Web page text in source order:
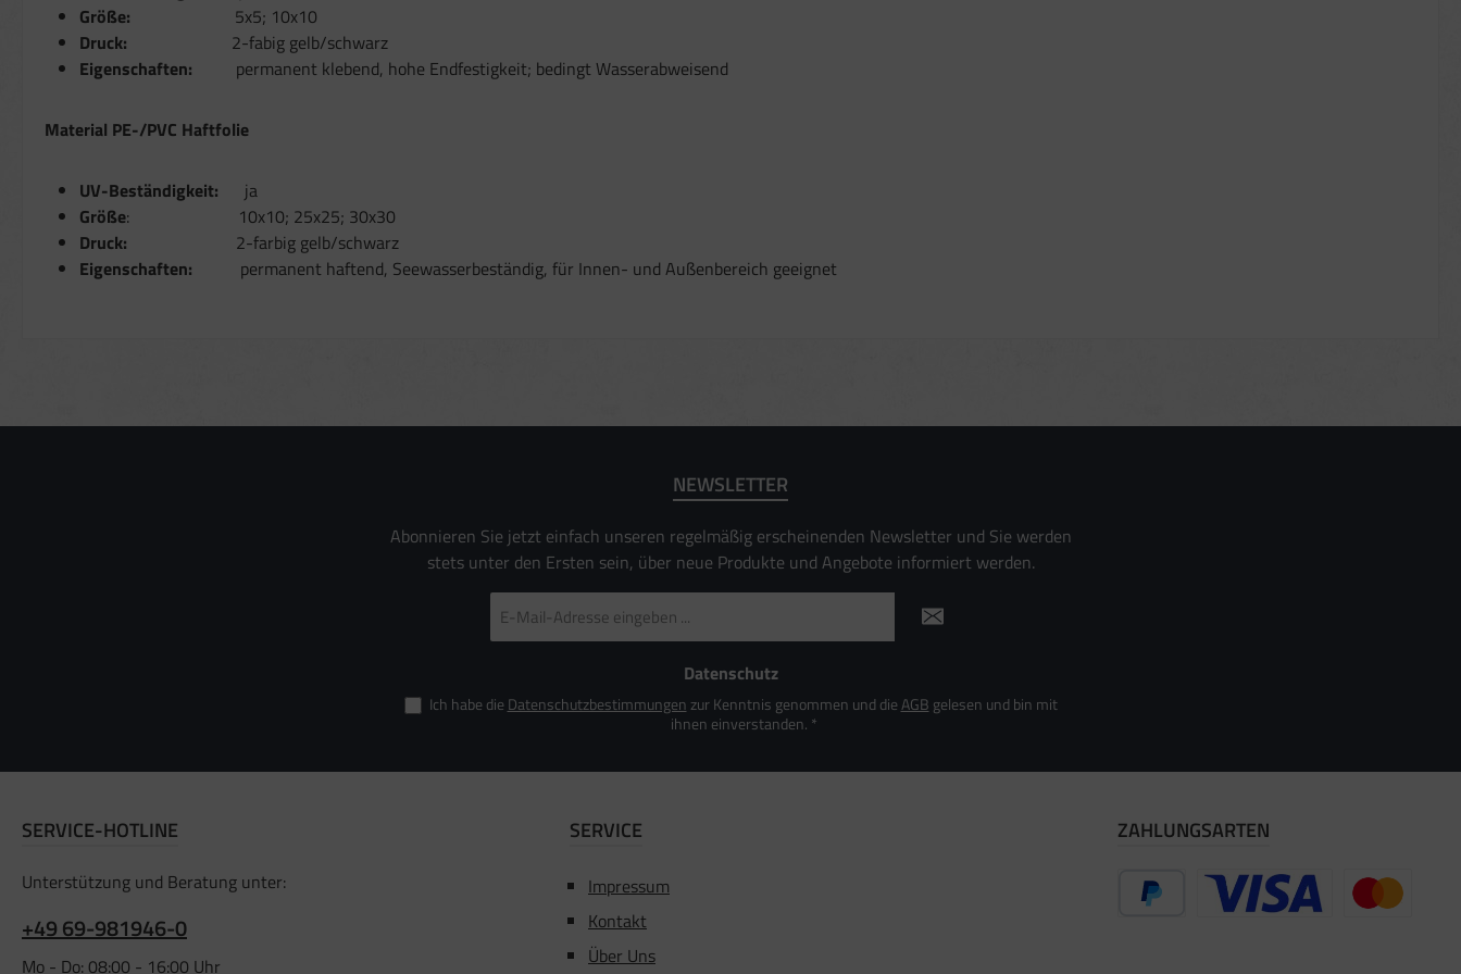
Größe: 5x5; 10x10
Druck: 2-fabig gelb/schwarz
Eigenschaften: permanent klebend, hohe Endfestigkeit; bedingt Wasserabweisend
Material PE-/PVC Haftfolie
UV-Beständigkeit: ja
Größe: 10x10; 25x25; 30x30
Druck: 2-farbig gelb/schwarz
Eigenschaften: permanent haftend, Seewasserbeständig, für Innen- und Außenbereich geeignet
NEWSLETTER
Abonnieren Sie jetzt einfach unseren regelmäßig erscheinenden Newsletter und Sie werden
stets unter den Ersten sein, über neue Produkte und Angebote informiert werden.
Mail-
Adresse
Datenschutz
Ich habe die Datenschutzbestimmungenzur Kenntnis genommen und dieAGB gelesen und bin mit
ihnen einverstanden. *
SERVICE-HOTLINE
Unterstützung und Beratung unter:
+49 69-981946-0
Mo - Do: 08:00 - 16:00 Uhr
SERVICE
Impressum
Kontakt
Über Uns
ZAHLUNGSARTEN
Endgeräteeigenschaften zur Identifikation aktiv abfragen